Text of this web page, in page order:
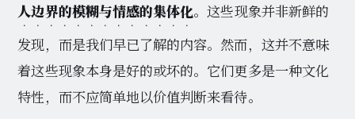
人边界的模糊与情感的集体化。这些现象并非新鲜的
发现，而是我们早已了解的内容。然而，这并不意味
着这些现象本身是好的或坏的。它们更多是一种文化
特性，而不应简单地以价值判断来看待。